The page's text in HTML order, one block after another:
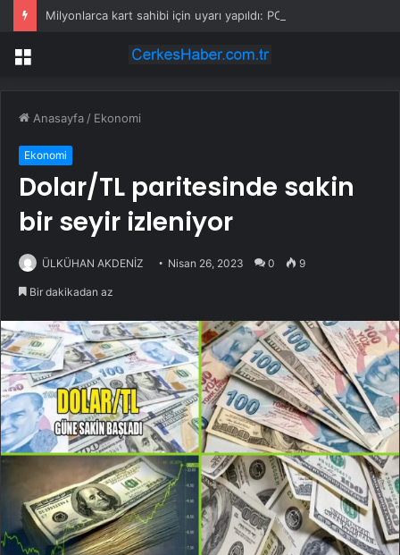
Menü
Anasayfa / Ekonomi
Ekonomi
Dolar/TL paritesinde sakin
bir seyir izleniyor
ÜLKÜHAN AKDENİZ Nisan 26, 2023 0 9
Bir dakikadan az